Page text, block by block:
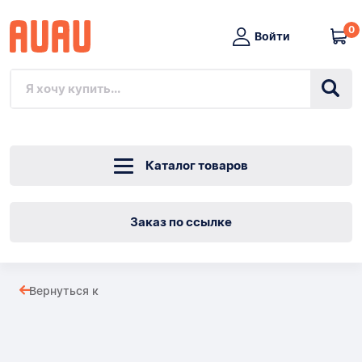
Войти
0
Каталог товаров
Заказ по ссылке
Вернуться к